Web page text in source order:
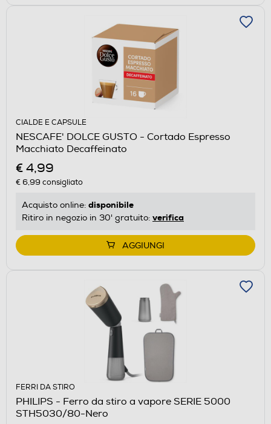
CIALDE E CAPSULE
NESCAFE' DOLCE GUSTO - Cortado Espresso
Macchiato Decaffeinato
€ 4,99
€ 6,99 consigliato
Acquisto online: disponibile
Ritiro in negozio in 30' gratuito: verifica
AGGIUNGI
FERRI DA STIRO
PHILIPS - Ferro da stiro a vapore SERIE 5000
STH5030/80-Nero